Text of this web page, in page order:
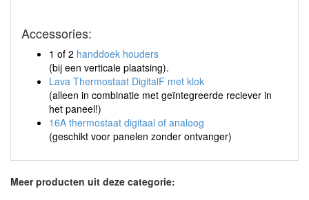
Accessories:
1 of 2 handdoek houders
(bij een verticale plaatsing).
Lava Thermostaat DigitalF met klok
(alleen in combinatie met geïntegreerde reciever in
het paneel!)
16A thermostaat digitaal of analoog
(geschikt voor panelen zonder ontvanger)
Meer producten uit deze categorie: